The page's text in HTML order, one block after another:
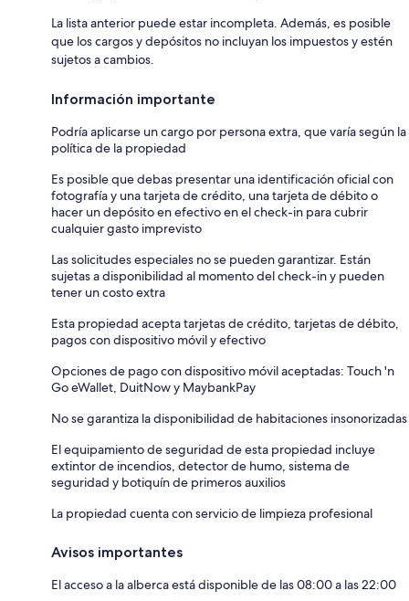
La lista anterior puede estar incompleta. Además, es posible
que los cargos y depósitos no incluyan los impuestos y estén
sujetos a cambios.
Información importante
Podría aplicarse un cargo por persona extra, que varía según la
política de la propiedad
Es posible que debas presentar una identificación oficial con
fotografía y una tarjeta de crédito, una tarjeta de débito o
hacer un depósito en efectivo en el check-in para cubrir
cualquier gasto imprevisto
Las solicitudes especiales no se pueden garantizar. Están
sujetas a disponibilidad al momento del check-in y pueden
tener un costo extra
Esta propiedad acepta tarjetas de crédito, tarjetas de débito,
pagos con dispositivo móvil y efectivo
Opciones de pago con dispositivo móvil aceptadas: Touch 'n
Go eWallet, DuitNow y MaybankPay
No se garantiza la disponibilidad de habitaciones insonorizadas
El equipamiento de seguridad de esta propiedad incluye
extintor de incendios, detector de humo, sistema de
seguridad y botiquín de primeros auxilios
La propiedad cuenta con servicio de limpieza profesional
Avisos importantes
El acceso a la alberca está disponible de las 08:00 a las 22:00